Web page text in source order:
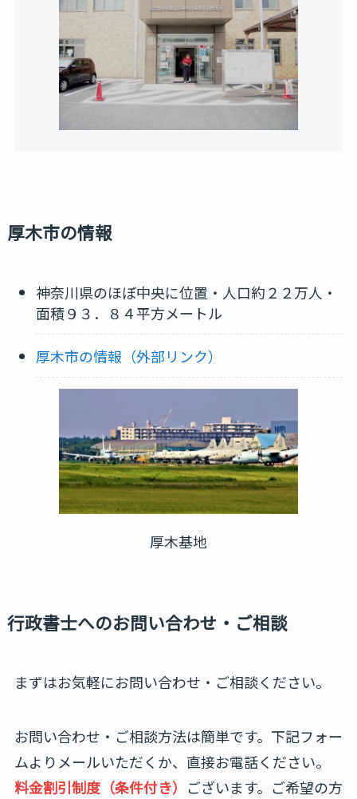
厚木市の情報
神奈川県のほぼ中央に位置・人口約２２万人・
面積９３．８４平方メートル
厚木市の情報（外部リンク）
厚木基地
行政書士へのお問い合わせ・ご相談
まずはお気軽にお問い合わせ・ご相談ください。
お問い合わせ・ご相談方法は簡単です。下記フォー
ムよりメールいただくか、直接お電話ください。
料金割引制度（条件付き） ございます。ご希望の方